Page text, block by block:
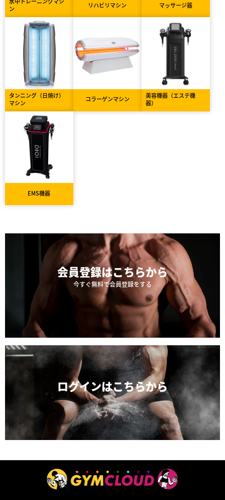
ン
リハビリマシン マッサージ器
タンニング（日焼け）
マシン
コラーゲンマシン
美容機器（エステ機
器）
EMS機器
会員登録はこちらから
今すぐ無料で会員登録をする
ログインはこちらから